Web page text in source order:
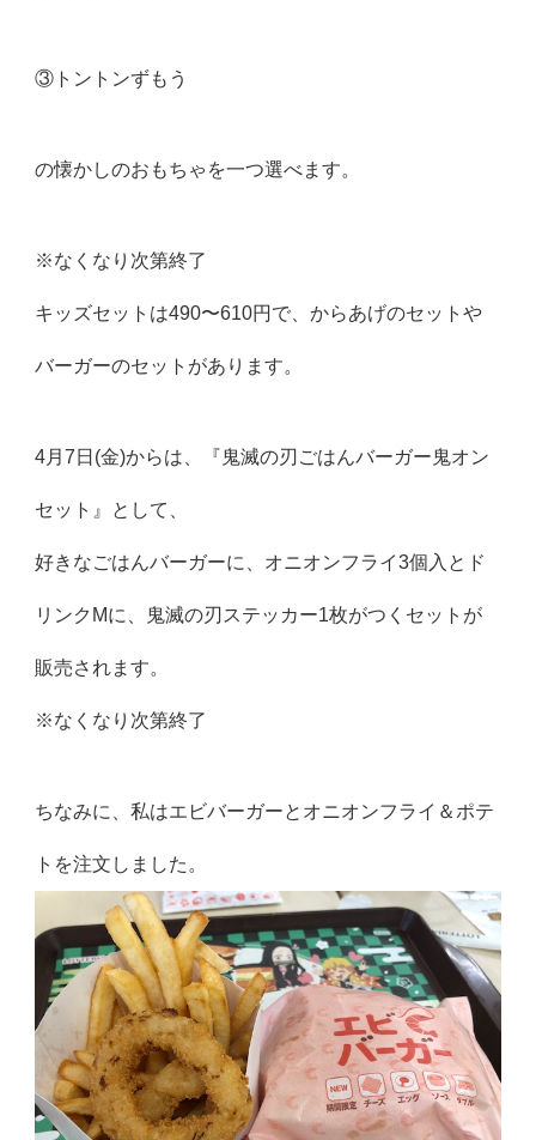
③トントンずもう
の懐かしのおもちゃを一つ選べます。
※なくなり次第終了
キッズセットは490〜610円で、からあげのセットや
バーガーのセットがあります。
4月7日(金)からは、『鬼滅の刃ごはんバーガー鬼オン
セット』として、
好きなごはんバーガーに、オニオンフライ3個入とド
リンクMに、鬼滅の刃ステッカー1枚がつくセットが
販売されます。
※なくなり次第終了
ちなみに、私はエビバーガーとオニオンフライ＆ポテ
トを注文しました。